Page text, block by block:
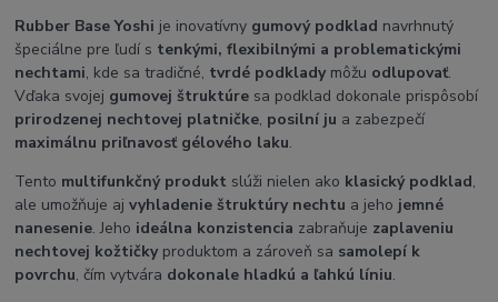
Rubber Base Yoshi je inovatívny gumový podklad navrhnutý
špeciálne pre ľudí s tenkými, flexibilnými a problematickými
nechtami, kde sa tradičné, tvrdé podklady môžu odlupovať.
Vďaka svojej gumovej štruktúre sa podklad dokonale prispôsobí
prirodzenej nechtovej platničke, posilní ju a zabezpečí
maximálnu priľnavosť gélového laku.
Tento multifunkčný produkt slúži nielen ako klasický podklad,
ale umožňuje ajvyhladenie štruktúry nechtu a jeho jemné
nanesenie. Jeho ideálna konzistencia zabraňuje zaplaveniu
nechtovej kožtičky produktom a zároveň sa samolepí k
povrchu, čím vytvára dokonale hladkú a ľahkú líniu.